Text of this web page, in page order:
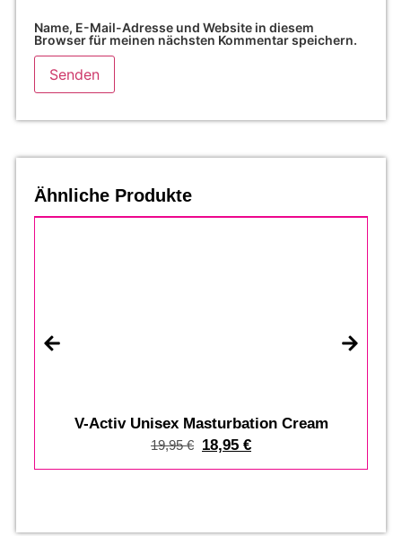
Name, E-Mail-Adresse und Website in diesem
Browser für meinen nächsten Kommentar speichern.
Ähnliche Produkte
V-Activ Unisex Masturbation Cream
19,95€ 18,95 €